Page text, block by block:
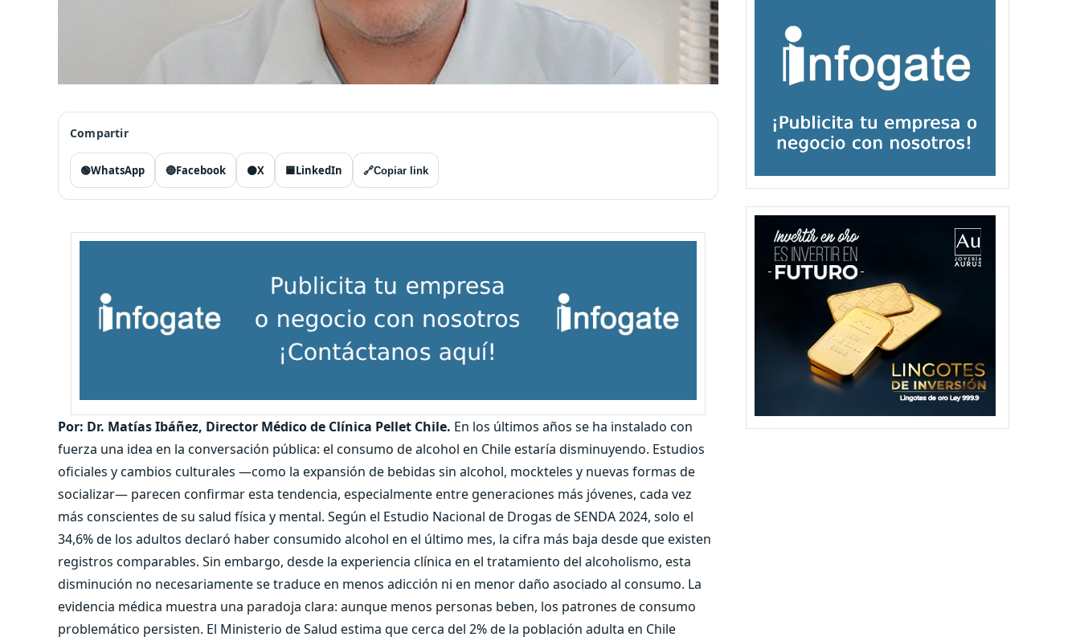
Compartir
🟢WhatsApp 🔵Facebook ⚫X 🟦LinkedIn 🔗Copiar link
Por: Dr. Matías Ibáñez, Director Médico de Clínica Pellet Chile. En los últimos años se ha instalado con
fuerza una idea en la conversación pública: el consumo de alcohol en Chile estaría disminuyendo. Estudios
oficiales y cambios culturales —como la expansión de bebidas sin alcohol, mockteles y nuevas formas de
socializar— parecen confirmar esta tendencia, especialmente entre generaciones más jóvenes, cada vez
más conscientes de su salud física y mental. Según el Estudio Nacional de Drogas de SENDA 2024, solo el
34,6% de los adultos declaró haber consumido alcohol en el último mes, la cifra más baja desde que existen
registros comparables. Sin embargo, desde la experiencia clínica en el tratamiento del alcoholismo, esta
disminución no necesariamente se traduce en menos adicción ni en menor daño asociado al consumo. La
evidencia médica muestra una paradoja clara: aunque menos personas beben, los patrones de consumo
problemático persisten. El Ministerio de Salud estima que cerca del 2% de la población adulta en Chile